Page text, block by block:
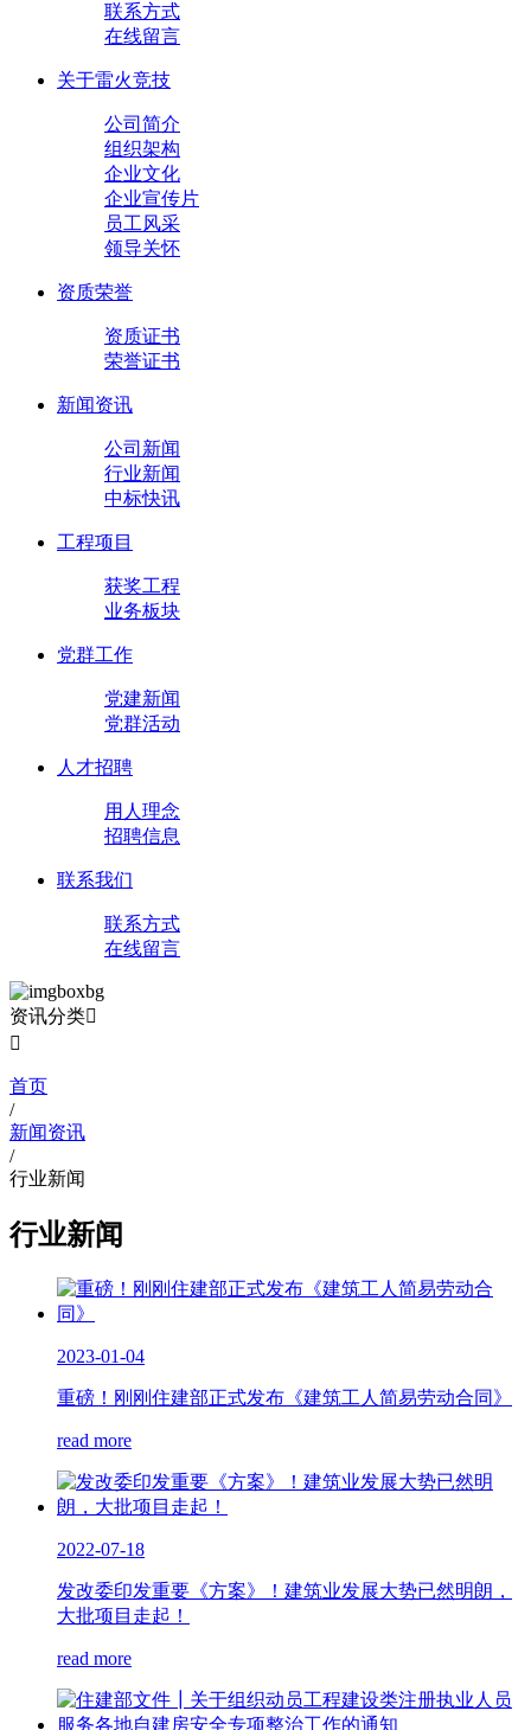
联系方式
在线留言
关于雷火竞技
公司简介
组织架构
企业文化
企业宣传片
员工风采
领导关怀
资质荣誉
资质证书
荣誉证书
新闻资讯
公司新闻
行业新闻
中标快讯
工程项目
获奖工程
业务板块
党群工作
党建新闻
党群活动
人才招聘
用人理念
招聘信息
联系我们
联系方式
在线留言
资讯分类

首页
/
新闻资讯
/
行业新闻
行业新闻
2023-01-04
重磅！刚刚住建部正式发布《建筑工人简易劳动合同》
read more
2022-07-18
发改委印发重要《方案》！建筑业发展大势已然明朗，
大批项目走起！
read more